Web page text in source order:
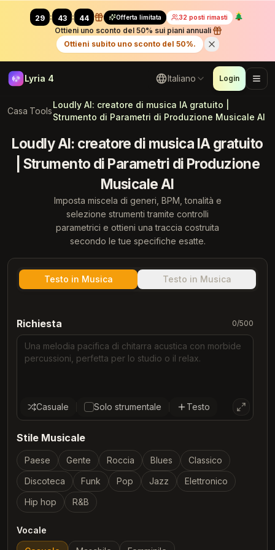
29 : 41 : 70 Offerta limitata 32 posti rimasti
Ottieni uno sconto del 50% sui piani annuali
Ottieni subito uno sconto del 50%.
Lyria 4 Italiano Login
Casa Tools
Loudly AI: creatore di musica IA gratuito |
Strumento di Parametri di Produzione Musicale AI
Loudly AI: creatore di musica IA gratuito
| Strumento di Parametri di Produzione
Musicale AI
Imposta miscela di generi, BPM, tonalità e
selezione strumenti tramite controlli
parametrici e ottieni una traccia costruita
secondo le tue specifiche esatte.
Testo in Musica Testo in Musica
Richiesta 0/500
Casuale Solo strumentale Testo
Stile Musicale
Paese Gente Roccia Blues
Classico
Discoteca
Funk Pop Jazz
Elettronico
Hip hop
R&B
Vocale